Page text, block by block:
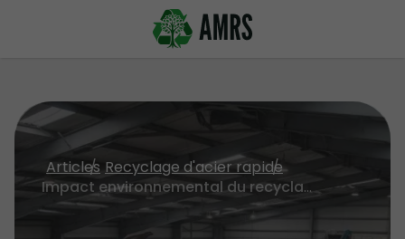
Articles Recyclage d'acier rapide
Impact environnemental du recyclage des métaux spéciaux